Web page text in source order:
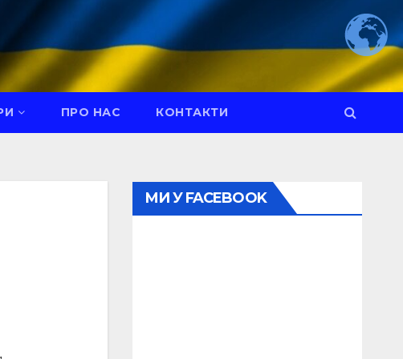
ПРО НАС КОНТАКТИ
,
МИ У FACEBOOK